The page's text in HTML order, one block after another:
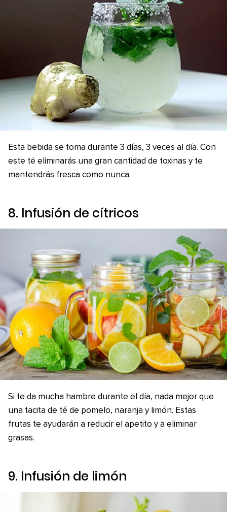
Esta bebida se toma durante 3 días, 3 veces al día. Con
este té eliminarás una gran cantidad de toxinas y te
mantendrás fresca como nunca.
8. Infusión de cítricos
Si te da mucha hambre durante el día, nada mejor que
una tacita de té de pomelo, naranja y limón. Estas
frutas te ayudarán a reducir el apetito y a eliminar
grasas.
9. Infusión de limón